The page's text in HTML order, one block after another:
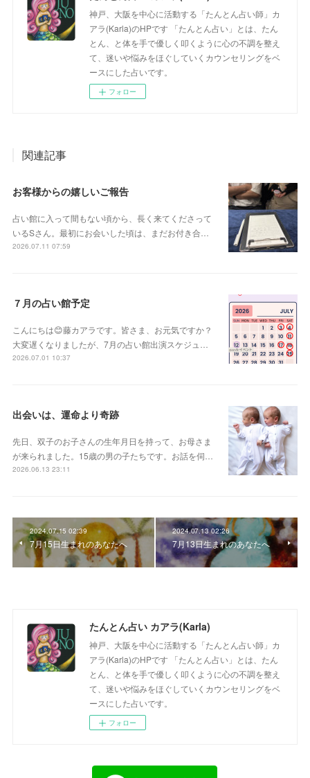
神戸、大阪を中心に活動する「たんとん占い師」カ
アラ(Karla)のHPです 「たんとん占い」とは、たん
とん、と体を手で優しく叩くように心の不調を整え
て、迷いや悩みをほぐしていくカウンセリングをベ
ースにした占いです。
フォロー
関連記事
お客様からの嬉しいご報告
占い館に入って間もない頃から、長く来てくださって
いるSさん。最初にお会いした頃は、まだお付き合…
2026.07.11 07:59
７月の占い館予定
こんにちは😊藤カアラです。皆さま、お元気ですか？
大変遅くなりましたが、7月の占い館出演スケジュ…
2026.07.01 10:37
出会いは、運命より奇跡
先日、双子のお子さんの生年月日を持って、お母さま
が来られました。15歳の男の子たちです。お話を伺…
2026.06.13 23:11
2024.07.15 02:39
7月15日生まれのあなたへ
2024.07.13 02:26
7月13日生まれのあなたへ
たんとん占い カアラ(Karla)
神戸、大阪を中心に活動する「たんとん占い師」カ
アラ(Karla)のHPです 「たんとん占い」とは、たん
とん、と体を手で優しく叩くように心の不調を整え
て、迷いや悩みをほぐしていくカウンセリングをベ
ースにした占いです。
フォロー